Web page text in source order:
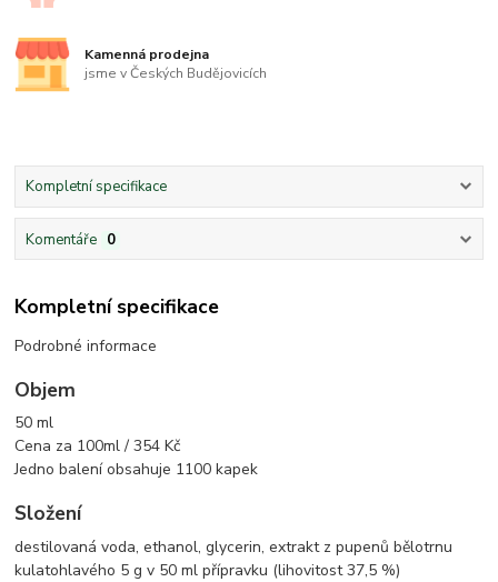
Kamenná prodejna
jsme v Českých Budějovicích
Kompletní specifikace
Komentáře 0
Kompletní specifikace
Podrobné informace
Objem
50 ml
Cena za 100ml / 354 Kč
Jedno balení obsahuje 1100 kapek
Složení
destilovaná voda, ethanol, glycerin, extrakt z pupenů bělotrnu
kulatohlavého 5 g v 50 ml přípravku (lihovitost 37,5 %)